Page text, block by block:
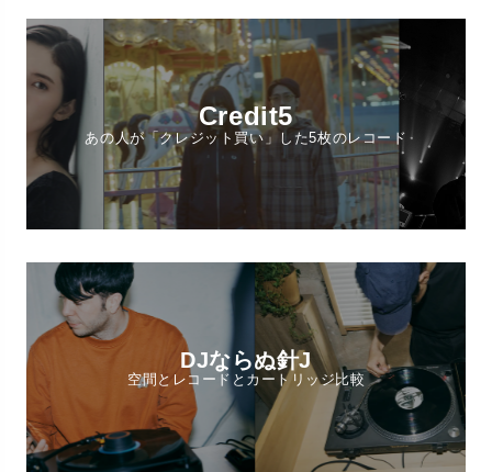
Credit5
あの人が「クレジット買い」した5枚のレコード
DJならぬ針J
空間とレコードとカートリッジ比較